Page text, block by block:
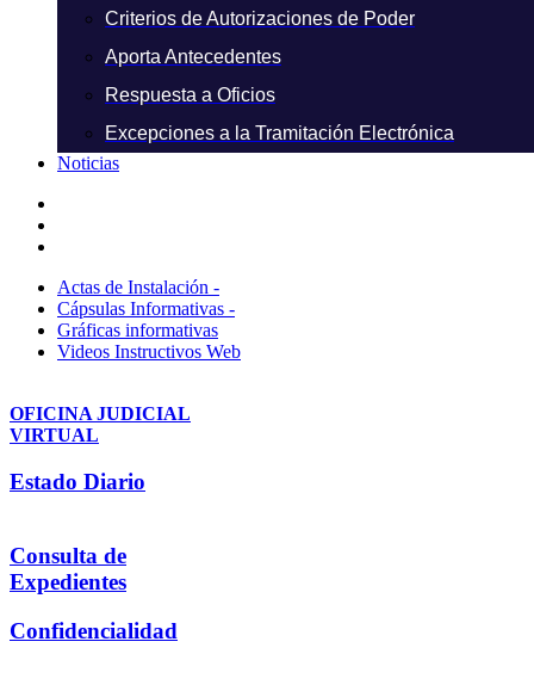
Criterios de Autorizaciones de Poder
Aporta Antecedentes
Respuesta a Oficios
Excepciones a la Tramitación Electrónica
Noticias
Actas de Instalación -
Cápsulas Informativas -
Gráficas informativas
Videos Instructivos Web
OFICINA JUDICIAL
VIRTUAL
Estado Diario
Consulta de
Expedientes
Confidencialidad